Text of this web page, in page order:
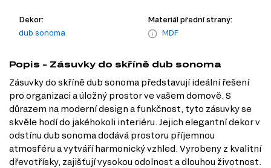
Dekor:
dub sonoma
Materiál přední strany:
MDF
Popis - Zásuvky do skříně dub sonoma
Zásuvky do skříně dub sonoma představují ideální řešení
pro organizaci a úložný prostor ve vašem domově. S
důrazem na moderní design a funkčnost, tyto zásuvky se
skvěle hodí do jakéhokoli interiéru. Jejich elegantní dekor v
odstínu dub sonoma dodává prostoru příjemnou
atmosféru a vytváří harmonický vzhled. Vyrobeny z kvalitní
dřevotřísky, zajišťují vysokou odolnost a dlouhou životnost.